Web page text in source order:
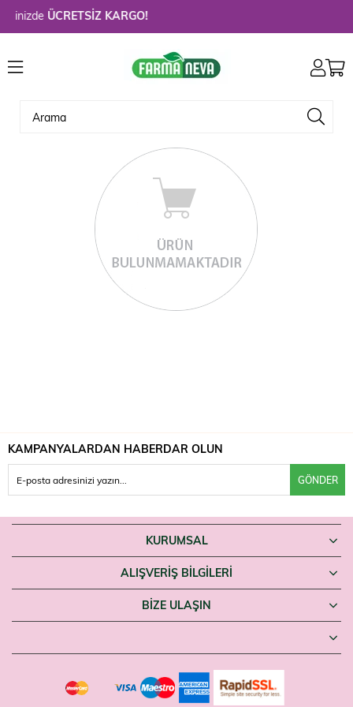
ÜCRETSİZ KARGO!
KAMPANYALARDAN HABERDAR OLUN
GÖNDER
KURUMSAL
ALIŞVERİŞ BİLGİLERİ
BIZE ULAŞIN